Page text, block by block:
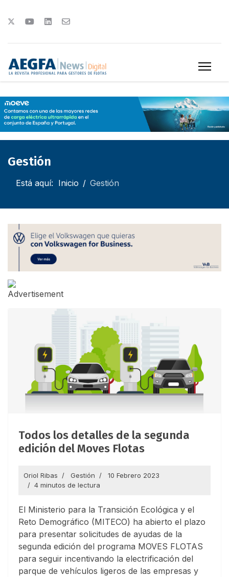
Gestión
Está aquí: Inicio Gestión
Todos los detalles de la segunda
edición del Moves Flotas
Oriol Ribas Gestión
10 Febrero 2023
4 minutos de lectura
El Ministerio para la Transición Ecológica y el
Reto Demográfico (MITECO) ha abierto el plazo
para presentar solicitudes de ayudas de la
segunda edición del programa MOVES FLOTAS
para seguir incentivando la electrificación del
parque de vehículos ligeros de las empresas y